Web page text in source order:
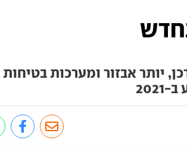
יותר אבזור ומערכות בטיחות